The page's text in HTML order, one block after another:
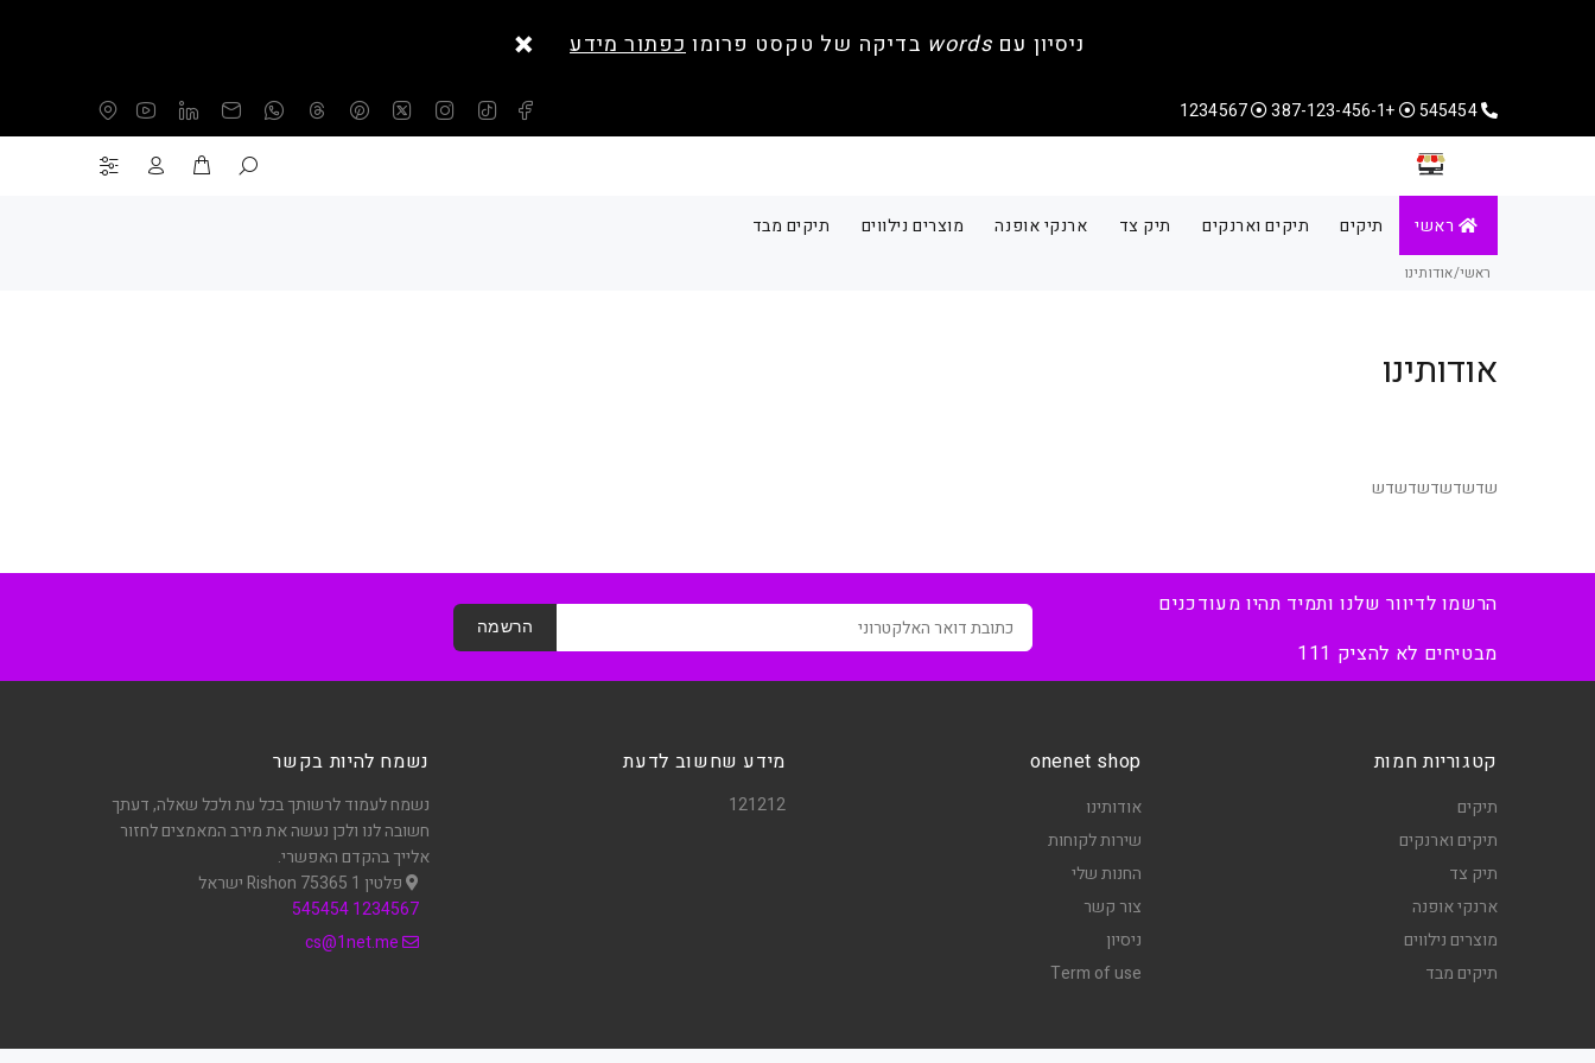
ניסיון עםwords בדיקה של טקסט פרומוכפתור מידע
545454
+387-123-456-1
1234567
ראשי תיקים תיקים וארנקים תיק צד ארנקי אופנה מוצרים נילווים תיקים מבד
ראשי אודותינו
אודותינו
שדשדשדשדשדש
הרשמו לדיוור שלנו ותמיד תהיו מעודכנים
מבטיחים לא להציק 111
הרשמה
קטגוריות חמות
תיקים
תיקים וארנקים
תיק צד
ארנקי אופנה
מוצרים נילווים
תיקים מבד
onenet shop
אודותינו
שירות לקוחות
החנות שלי
צור קשר
ניסיון
Term of use
מידע שחשוב לדעת
121212
נשמח להיות בקשר
נשמח לעמוד לרשותך בכל עת ולכל שאלה, דעתך
חשובה לנו ולכן נעשה את מירב המאמצים לחזור
אלייך בהקדם האפשרי.
פלטין 1 Rishon 75365 ישראל
1234567
545454